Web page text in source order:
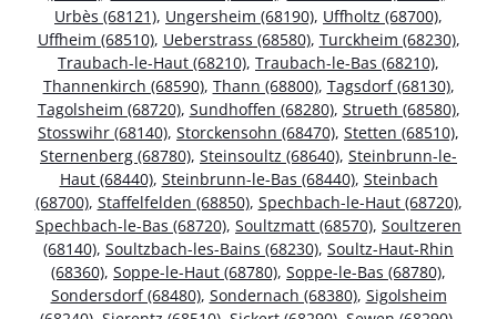
Urbès (68121), Ungersheim (68190), Uffholtz (68700),
Uffheim (68510), Ueberstrass (68580), Turckheim (68230),
Traubach-le-Haut (68210), Traubach-le-Bas (68210),
Thannenkirch (68590), Thann (68800), Tagsdorf (68130),
Tagolsheim (68720), Sundhoffen (68280), Strueth (68580),
Stosswihr (68140), Storckensohn (68470), Stetten (68510),
Sternenberg (68780), Steinsoultz (68640), Steinbrunn-le-
Haut (68440), Steinbrunn-le-Bas (68440), Steinbach
(68700), Staffelfelden (68850), Spechbach-le-Haut (68720),
Spechbach-le-Bas (68720), Soultzmatt (68570), Soultzeren
(68140), Soultzbach-les-Bains (68230), Soultz-Haut-Rhin
(68360), Soppe-le-Haut (68780), Soppe-le-Bas (68780),
Sondersdorf (68480), Sondernach (68380), Sigolsheim